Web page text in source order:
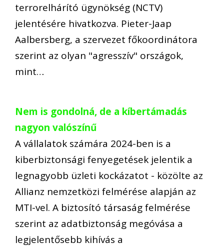
terrorelhárító ügynökség (NCTV)
jelentésére hivatkozva. Pieter-Jaap
Aalbersberg, a szervezet főkoordinátora
szerint az olyan "agresszív" országok,
mint…
Nem is gondolná, de a kíbertámadás
nagyon valószínű
A vállalatok számára 2024-ben is a
kiberbiztonsági fenyegetések jelentik a
legnagyobb üzleti kockázatot - közölte az
Allianz nemzetközi felmérése alapján az
MTI-vel. A biztosító társaság felmérése
szerint az adatbiztonság megóvása a
legjelentősebb kihívás a